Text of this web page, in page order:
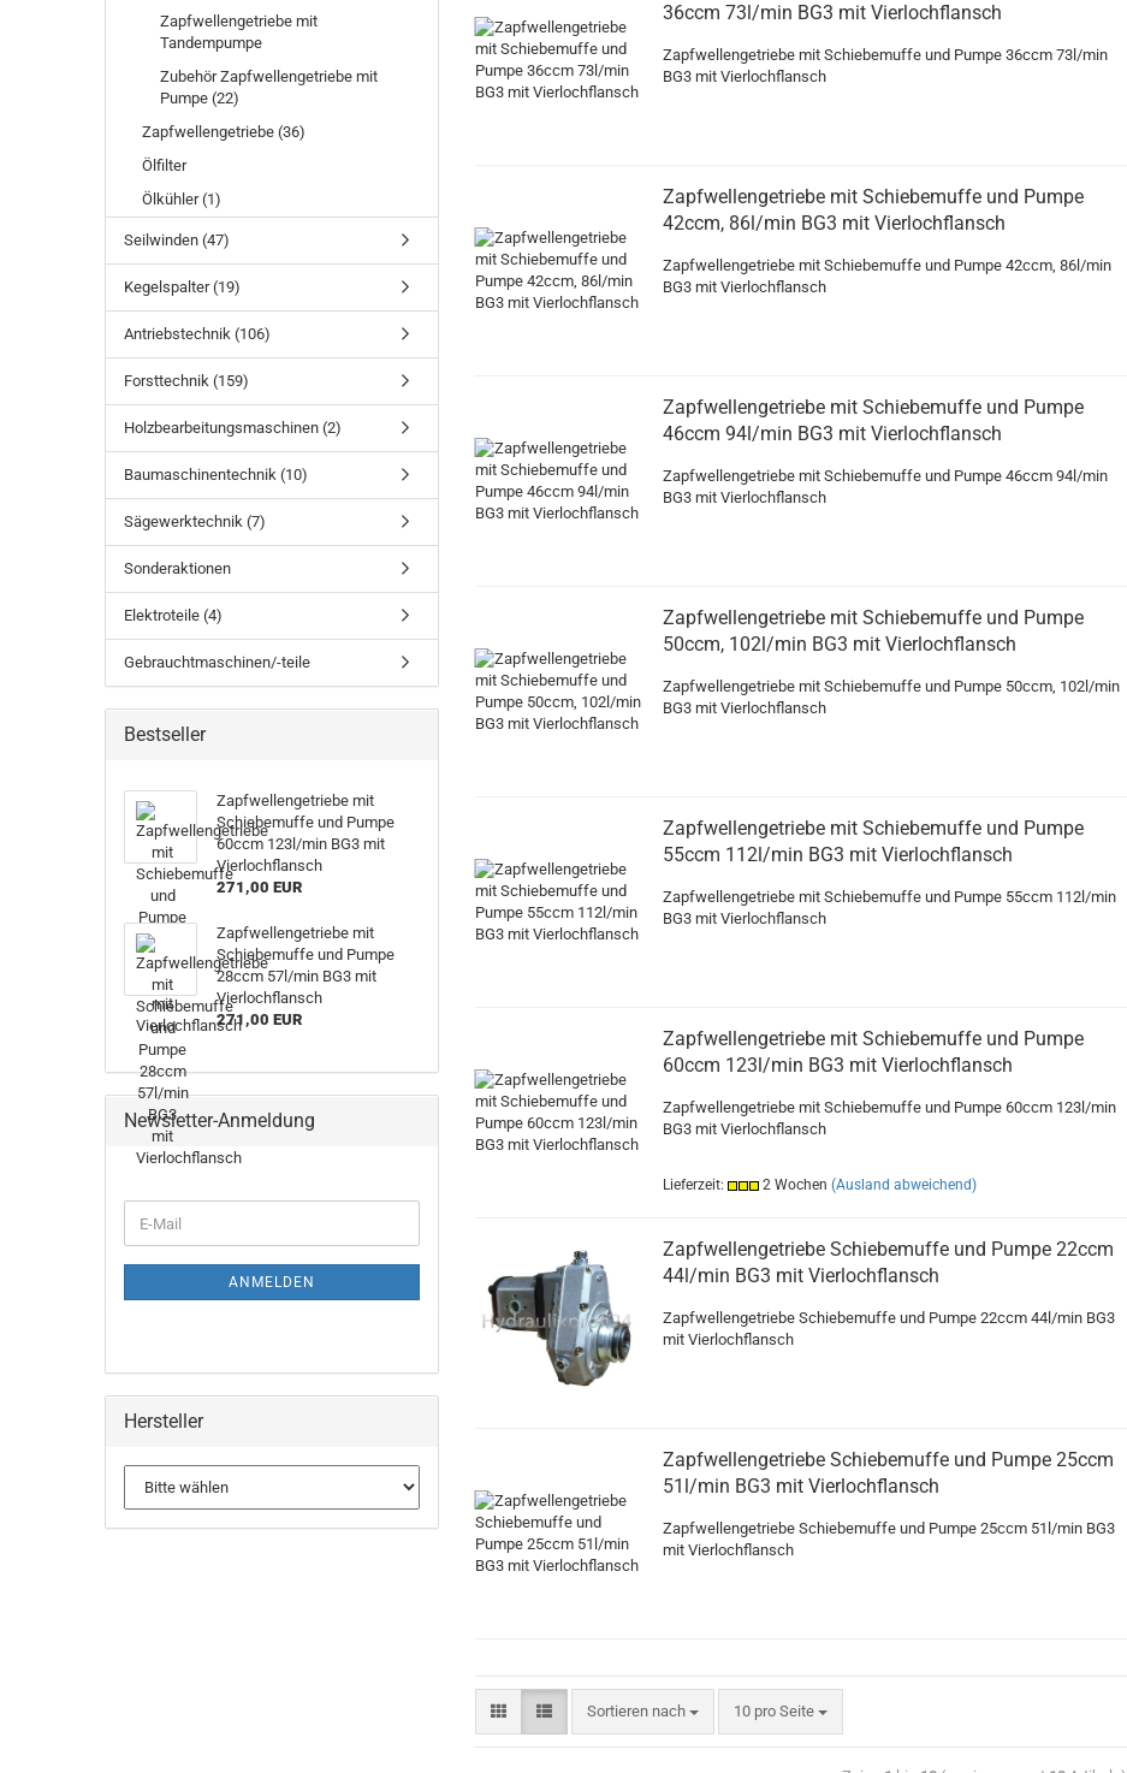
36ccm 73l/min BG3 mit Vierlochflansch
Zapfwellengetriebe mit Schiebemuffe und Pumpe 36ccm 73l/min
BG3 mit Vierlochflansch
Zapfwellengetriebe mit Schiebemuffe und Pumpe
42ccm, 86l/min BG3 mit Vierlochflansch
Zapfwellengetriebe mit Schiebemuffe und Pumpe 42ccm, 86l/min
BG3 mit Vierlochflansch
Zapfwellengetriebe mit Schiebemuffe und Pumpe
46ccm 94l/min BG3 mit Vierlochflansch
Zapfwellengetriebe mit Schiebemuffe und Pumpe 46ccm 94l/min
BG3 mit Vierlochflansch
Zapfwellengetriebe mit Schiebemuffe und Pumpe
50ccm, 102l/min BG3 mit Vierlochflansch
Zapfwellengetriebe mit Schiebemuffe und Pumpe 50ccm, 102l/min
BG3 mit Vierlochflansch
Zapfwellengetriebe mit Schiebemuffe und Pumpe
55ccm 112l/min BG3 mit Vierlochflansch
Zapfwellengetriebe mit Schiebemuffe und Pumpe 55ccm 112l/min
BG3 mit Vierlochflansch
Zapfwellengetriebe mit Schiebemuffe und Pumpe
60ccm 123l/min BG3 mit Vierlochflansch
Zapfwellengetriebe mit Schiebemuffe und Pumpe 60ccm 123l/min
BG3 mit Vierlochflansch
Lieferzeit: 2 Wochen (Ausland abweichend)
Zapfwellengetriebe Schiebemuffe und Pumpe 22ccm
44l/min BG3 mit Vierlochflansch
Zapfwellengetriebe Schiebemuffe und Pumpe 22ccm 44l/min BG3
mit Vierlochflansch
Zapfwellengetriebe Schiebemuffe und Pumpe 25ccm
51l/min BG3 mit Vierlochflansch
Zapfwellengetriebe Schiebemuffe und Pumpe 25ccm 51l/min BG3
mit Vierlochflansch
Sortieren nach 10 pro Seite
Zapfwellengetriebe mit
Tandempumpe
Zubehör Zapfwellengetriebe mit
Pumpe (22)
Zapfwellengetriebe (36)
Ölfilter
Ölkühler (1)
Seilwinden (47)
Kegelspalter (19)
Antriebstechnik (106)
Forsttechnik (159)
Holzbearbeitungsmaschinen (2)
Baumaschinentechnik (10)
Sägewerktechnik (7)
Sonderaktionen
Elektroteile (4)
Gebrauchtmaschinen/-teile
Bestseller
Zapfwellengetriebe mit
Schiebemuffe und Pumpe
60ccm 123l/min BG3 mit
Vierlochflansch
271,00 EUR
Zapfwellengetriebe mit
Schiebemuffe und Pumpe
28ccm 57l/min BG3 mit
Vierlochflansch
271,00 EUR
Newsletter-Anmeldung
ANMELDEN
Hersteller